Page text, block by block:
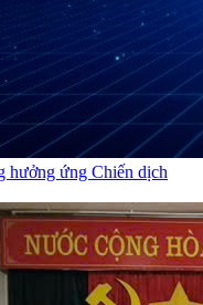
hưởng ứng Chiến dịch